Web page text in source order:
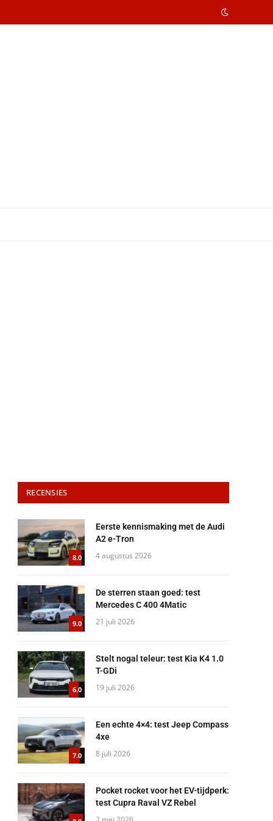
RECENSIES
8.0
Eerste kennismaking met de Audi
A2 e-Tron
4 augustus 2026
9.0
De sterren staan goed: test
Mercedes C 400 4Matic
21 juli 2026
6.0
Stelt nogal teleur: test Kia K4 1.0
T-GDi
19 juli 2026
7.0
Een echte 4×4: test Jeep Compass
4xe
8 juli 2026
Pocket rocket voor het EV-tijdperk:
test Cupra Raval VZ Rebel